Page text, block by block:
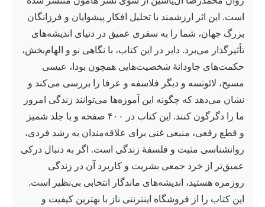
است. این اثر ارزشمند با تحلیل افکار پیشوایان و فرزانگان
بزرگ جهان، شما را به سفری عمیق در دنیای اندیشه‌های
تأثیرگذار می‌برد. دایر در این کتاب، با نگاهی نو و الهام‌بخش،
حکمت‌های جاودانهٔ شخصیت‌هایی همچون بودا، عیسی
مسیح، لائوتسه و دیگر فلاسفه و عرفا را بررسی می‌کند و
نشان می‌دهد که چگونه این آموزه‌ها می‌توانند زندگی امروز
ما را دگرگون کنند. این کتاب در ۴۰۰ صفحه و با جلد شمیز
و قطع رقعی، منبعی غنی برای علاقه‌مندان به رشد فردی،
روانشناسی مثبت و فلسفهٔ زندگی است. اگر به دنبال درکی
عمیق‌تر از خرد جمعی بشریت و کاربرد آن در زندگی
روزمره هستید، اندیشه‌های ماندگار انتخابی بی‌نظیر است.
این کتاب را از فروشگاه اینترنتی ناز با بهترین کیفیت و